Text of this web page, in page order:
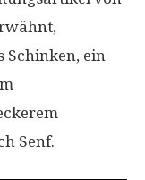
Schinken, ein
Senf.